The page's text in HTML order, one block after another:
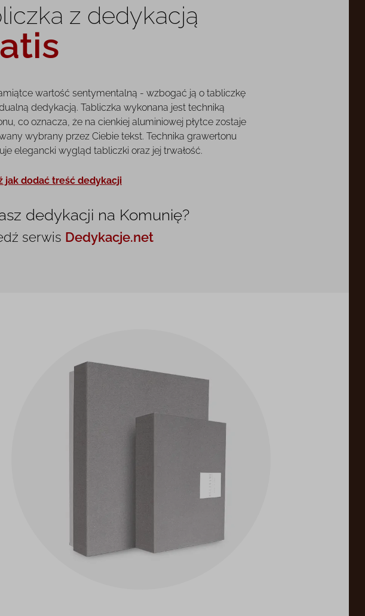
z dedykacją
wartość sentymentalną - wzbogać ją o tabliczkę
dedykacją. Tabliczka wykonana jest techniką
co oznacza, że na cienkiej aluminiowej płytce zostaje
wybrany przez Ciebie tekst. Technika grawertonu
elegancki wygląd tabliczki oraz jej trwałość.
jak dodać treść dedykacji
dedykacji na Komunię?
serwis Dedykacje.net